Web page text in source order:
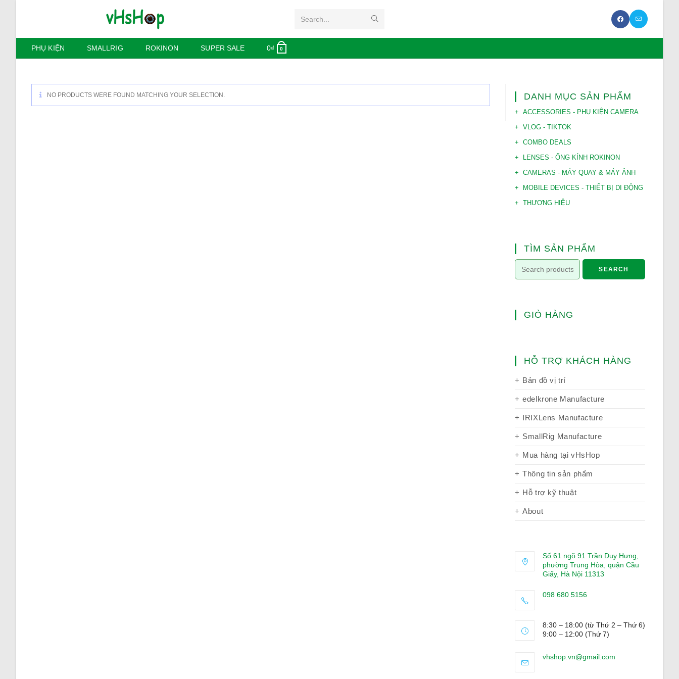
Search...
PHỤ KIỆN SMALLRIG ROKINON SUPER SALE 0₫ 0
NO PRODUCTS WERE FOUND MATCHING YOUR SELECTION. DANH MỤC SẢN PHẨM
ACCESSORIES - PHỤ KIỆN CAMERA
VLOG - TIKTOK
COMBO DEALS
LENSES - ỐNG KÍNH ROKINON
CAMERAS - MÁY QUAY & MÁY ẢNH
MOBILE DEVICES - THIẾT BỊ DI ĐỘNG
THƯƠNG HIỆU
TÌM SẢN PHẨM
SEARCH
GIỎ HÀNG
HỖ TRỢ KHÁCH HÀNG
Bản đồ vị trí
edelkrone Manufacture
IRIXLens Manufacture
SmallRig Manufacture
Mua hàng tại vHsHop
Thông tin sản phẩm
Hỗ trợ kỹ thuật
About
Số 61 ngõ 91 Trần Duy Hưng,
phường Trung Hòa, quận Cầu
Giấy, Hà Nội 11313
098 680 5156
your
8:30 – 18:00 (từ Thứ 2 – Thứ 6)
9:00 – 12:00 (Thứ 7)
vhshop.vn@gmail.comOpens